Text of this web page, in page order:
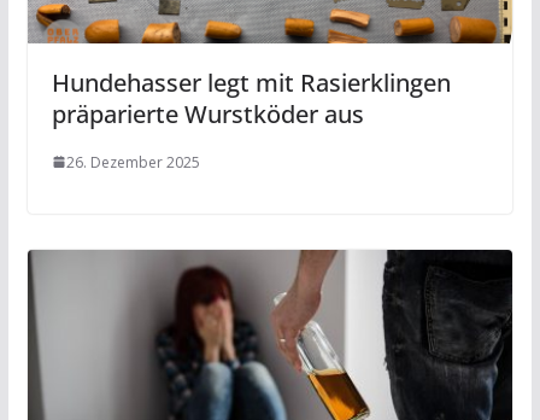
Hundehasser legt mit Rasierklingen
präparierte Wurstköder aus
26. Dezember 2025